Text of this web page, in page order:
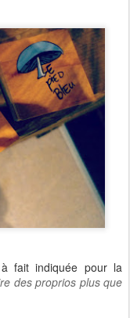
fait indiquée pour la
des proprios plus que